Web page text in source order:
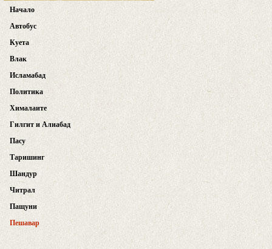
Начало
Автобус
Куета
Влак
Исламабад
Политика
Хималаите
Гилгит и Алиабад
Пасу
Таришинг
Шандур
Читрал
Пащуни
Пешавар